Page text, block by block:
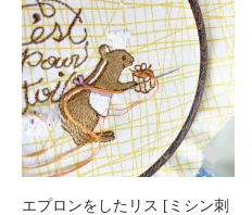
エプロンをしたリス [ミシン刺